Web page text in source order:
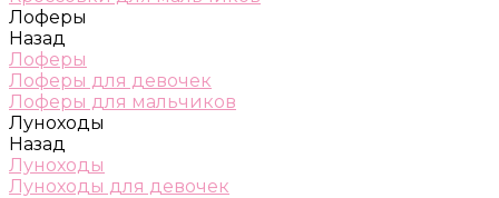
Лоферы
Назад
Лоферы
Лоферы для девочек
Лоферы для мальчиков
Луноходы
Назад
Луноходы
Луноходы для девочек